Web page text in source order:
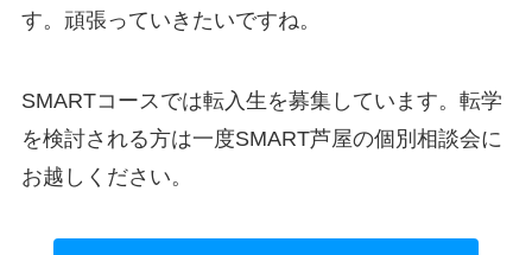
す。頑張っていきたいですね。
SMARTコースでは転入生を募集しています。転学
を検討される方は一度SMART芦屋の個別相談会に
お越しください。